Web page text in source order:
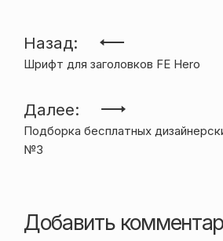
Навигация
по
записям
Назад:
Шрифт для заголовков FE Hero
Далее:
Подборка бесплатных
№3
Добавить